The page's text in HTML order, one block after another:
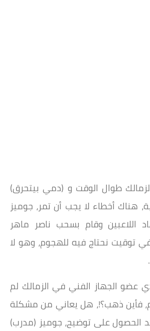
طوال الوقت و (دمي بيتحرق)
هناك أخطاء لا يجب أن تمر، جوميز
اللاعبين وقام بسحب ناصر ماهر
توقيت نحتاج فيه للهجوم، وهو لا
عضو الجهاز الفني في الزمالك لم
فأين ذهب؟!، هل يعاني من مشكلة
الحصول على توضيح، جوميز (مدرب)